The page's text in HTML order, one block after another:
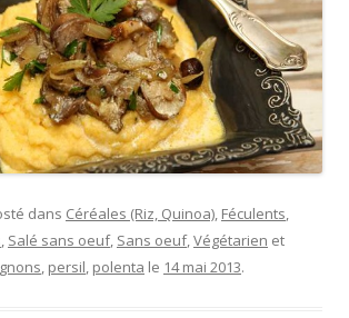
dans Céréales (Riz, Quinoa) Féculents
Salé sans oeuf, Sans oeuf, Végétarien et
persil polenta le 14 mai 2013.